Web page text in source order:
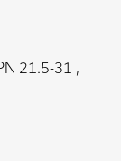
21.5-31 ,